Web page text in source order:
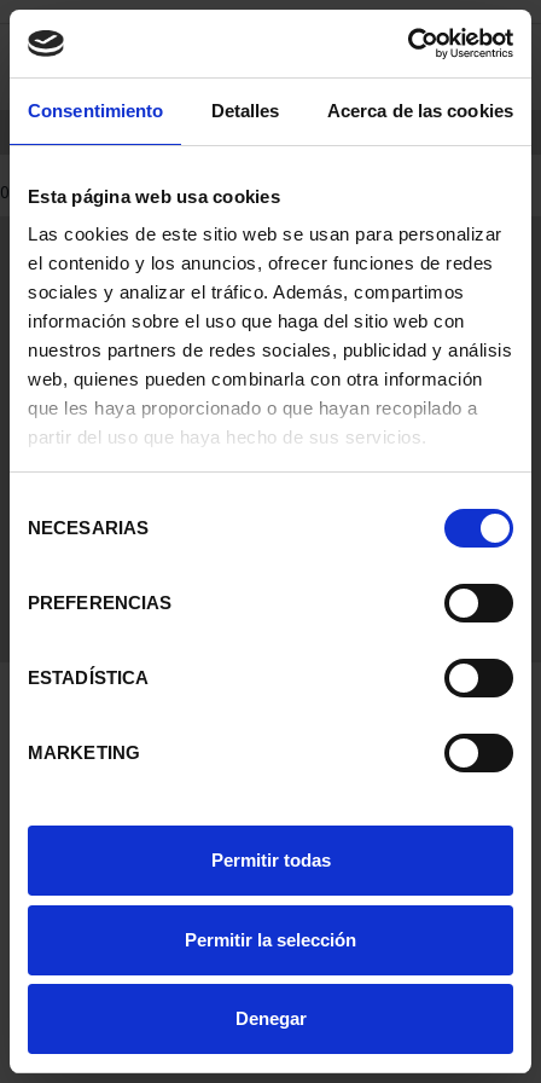
Consentimiento Detalles Acerca de las cookies
Esta página web usa cookies
Las cookies de este sitio web se usan para personalizar
el contenido y los anuncios, ofrecer funciones de redes
sociales y analizar el tráfico. Además, compartimos
información sobre el uso que haga del sitio web con
nuestros partners de redes sociales, publicidad y análisis
web, quienes pueden combinarla con otra información
que les haya proporcionado o que hayan recopilado a
partir del uso que haya hecho de sus servicios.
NECESARIAS
PREFERENCIAS
ESTADÍSTICA
MARKETING
Permitir todas
Permitir la selección
Denegar
saltar
contenido
Saltar
men
0
0 Productos encontrados
Información General
Contacto
Preguntas Frequentes (FAQs)
Aviso Legal
Condiciones Legales